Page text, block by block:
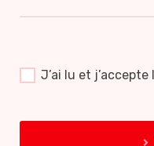
J’ai lu et j’accepte